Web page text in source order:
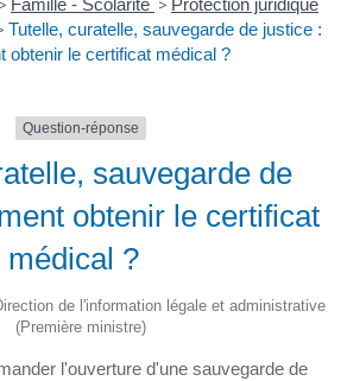
> Famille - Scolarité > Protection juridique
Tutelle, curatelle, sauvegarde de justice :
obtenir le certificat médical ?
Question-réponse
sauvegarde de
obtenir le certificat
médical ?
de l'information légale et administrative
(Première ministre)
l'ouverture d'une sauvegarde de